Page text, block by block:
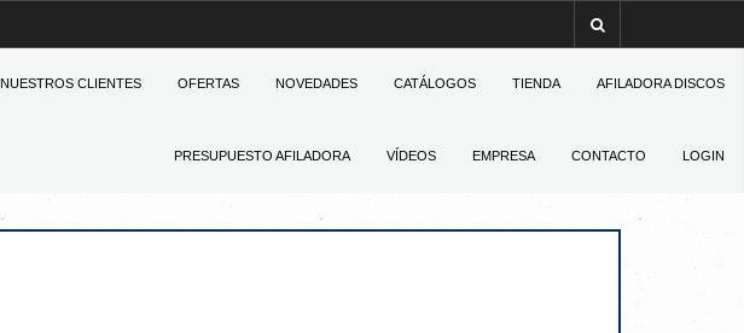
NUESTROS CLIENTES OFERTAS NOVEDADES CATÁLOGOS TIENDA AFILADORA DISCOS
PRESUPUESTO AFILADORA VÍDEOS EMPRESA CONTACTO LOGIN